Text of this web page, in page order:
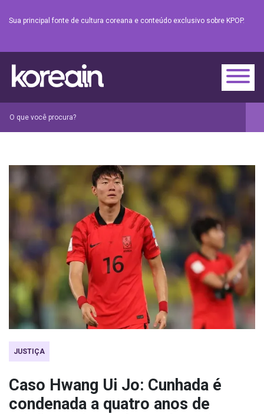
Sua principal fonte de cultura coreana e conteúdo exclusivo sobre KPOP.
JUSTIÇA
Caso Hwang Ui Jo: Cunhada é
condenada a quatro anos de